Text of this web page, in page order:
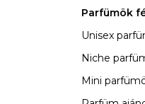
Parfümök
Unisex
Niche
Mini